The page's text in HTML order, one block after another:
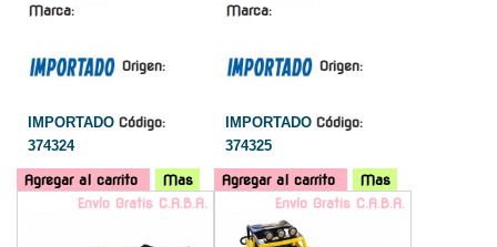
Marca:
Origen:
IMPORTADO Código:
374324
Agregar al carrito Mas
Marca:
Origen:
IMPORTADO Código:
374325
Agregar al carrito
Mas
Envío Gratis C.A.B.A.
Envío Gratis C.A.B.A.